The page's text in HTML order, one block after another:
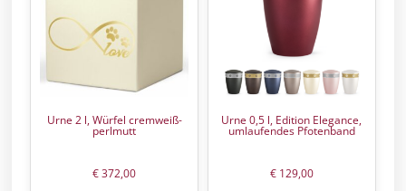
Urne 2 l, Würfel cremweiß-
perlmutt
€372,00
Urne 0,5 l, Edition Elegance,
umlaufendes Pfotenband
€129,00